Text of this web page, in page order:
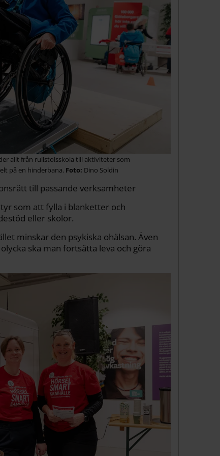
allt från rullstolsskola till aktiviteter som
på en hinderbana.
Dino Soldin
till passande verksamheter
som att fylla i blanketter och
eller skolor.
minskar den psykiska ohälsan. Även
ska man fortsätta leva och göra